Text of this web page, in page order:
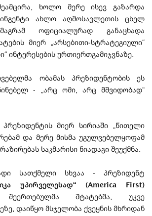
ხოლო მერე ისევ გაზარდა
ახლო აღმოსავლეთის ცხელ
ოფიციალურად განაცხადა
მიერ „არსებითი-სტრატეგიული“
ინტერესების ურთიერთგამიჯვნაზე.
ობამას პრეზიდენტობის ეს
- „არც ომი, არც მშვიდობად“
მიერ სირიაში „წითელი
და მერე მისმა უგულვებელყოფამ
საკმარისი ნიადაგი შეუქმნა.
სათქმელი სხვაა - პრეზიდენტ
უპირველესად“ (America First)
შეერთებულმა შტატებმა, უკვე
დაიწყო მსჯელობა ქვეყნის მხრიდან